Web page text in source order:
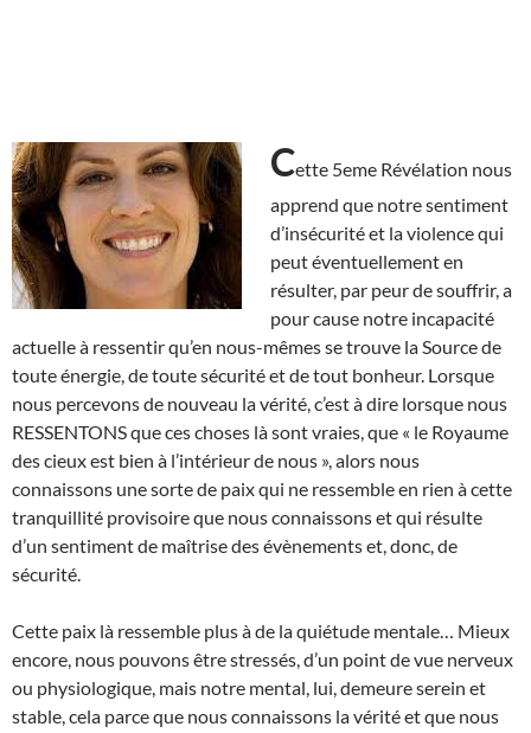
Cette 5eme Révélation nous
apprend que notre sentiment
d’insécurité et la violence qui
peut éventuellement en
résulter, par peur de souffrir, a
pour cause notre incapacité
actuelle à ressentir qu’en nous-mêmes se trouve la Source de
toute énergie, de toute sécurité et de tout bonheur. Lorsque
nous percevons de nouveau la vérité, c’est à dire lorsque nous
RESSENTONS que ces choses là sont vraies, que « le Royaume
des cieux est bien à l’intérieur de nous », alors nous
connaissons une sorte de paix qui ne ressemble en rien à cette
tranquillité provisoire que nous connaissons et qui résulte
d’un sentiment de maîtrise des évènements et, donc, de
sécurité.
Cette paix là ressemble plus à de la quiétude mentale… Mieux
encore, nous pouvons être stressés, d’un point de vue nerveux
ou physiologique, mais notre mental, lui, demeure serein et
stable, cela parce que nous connaissons la vérité et que nous